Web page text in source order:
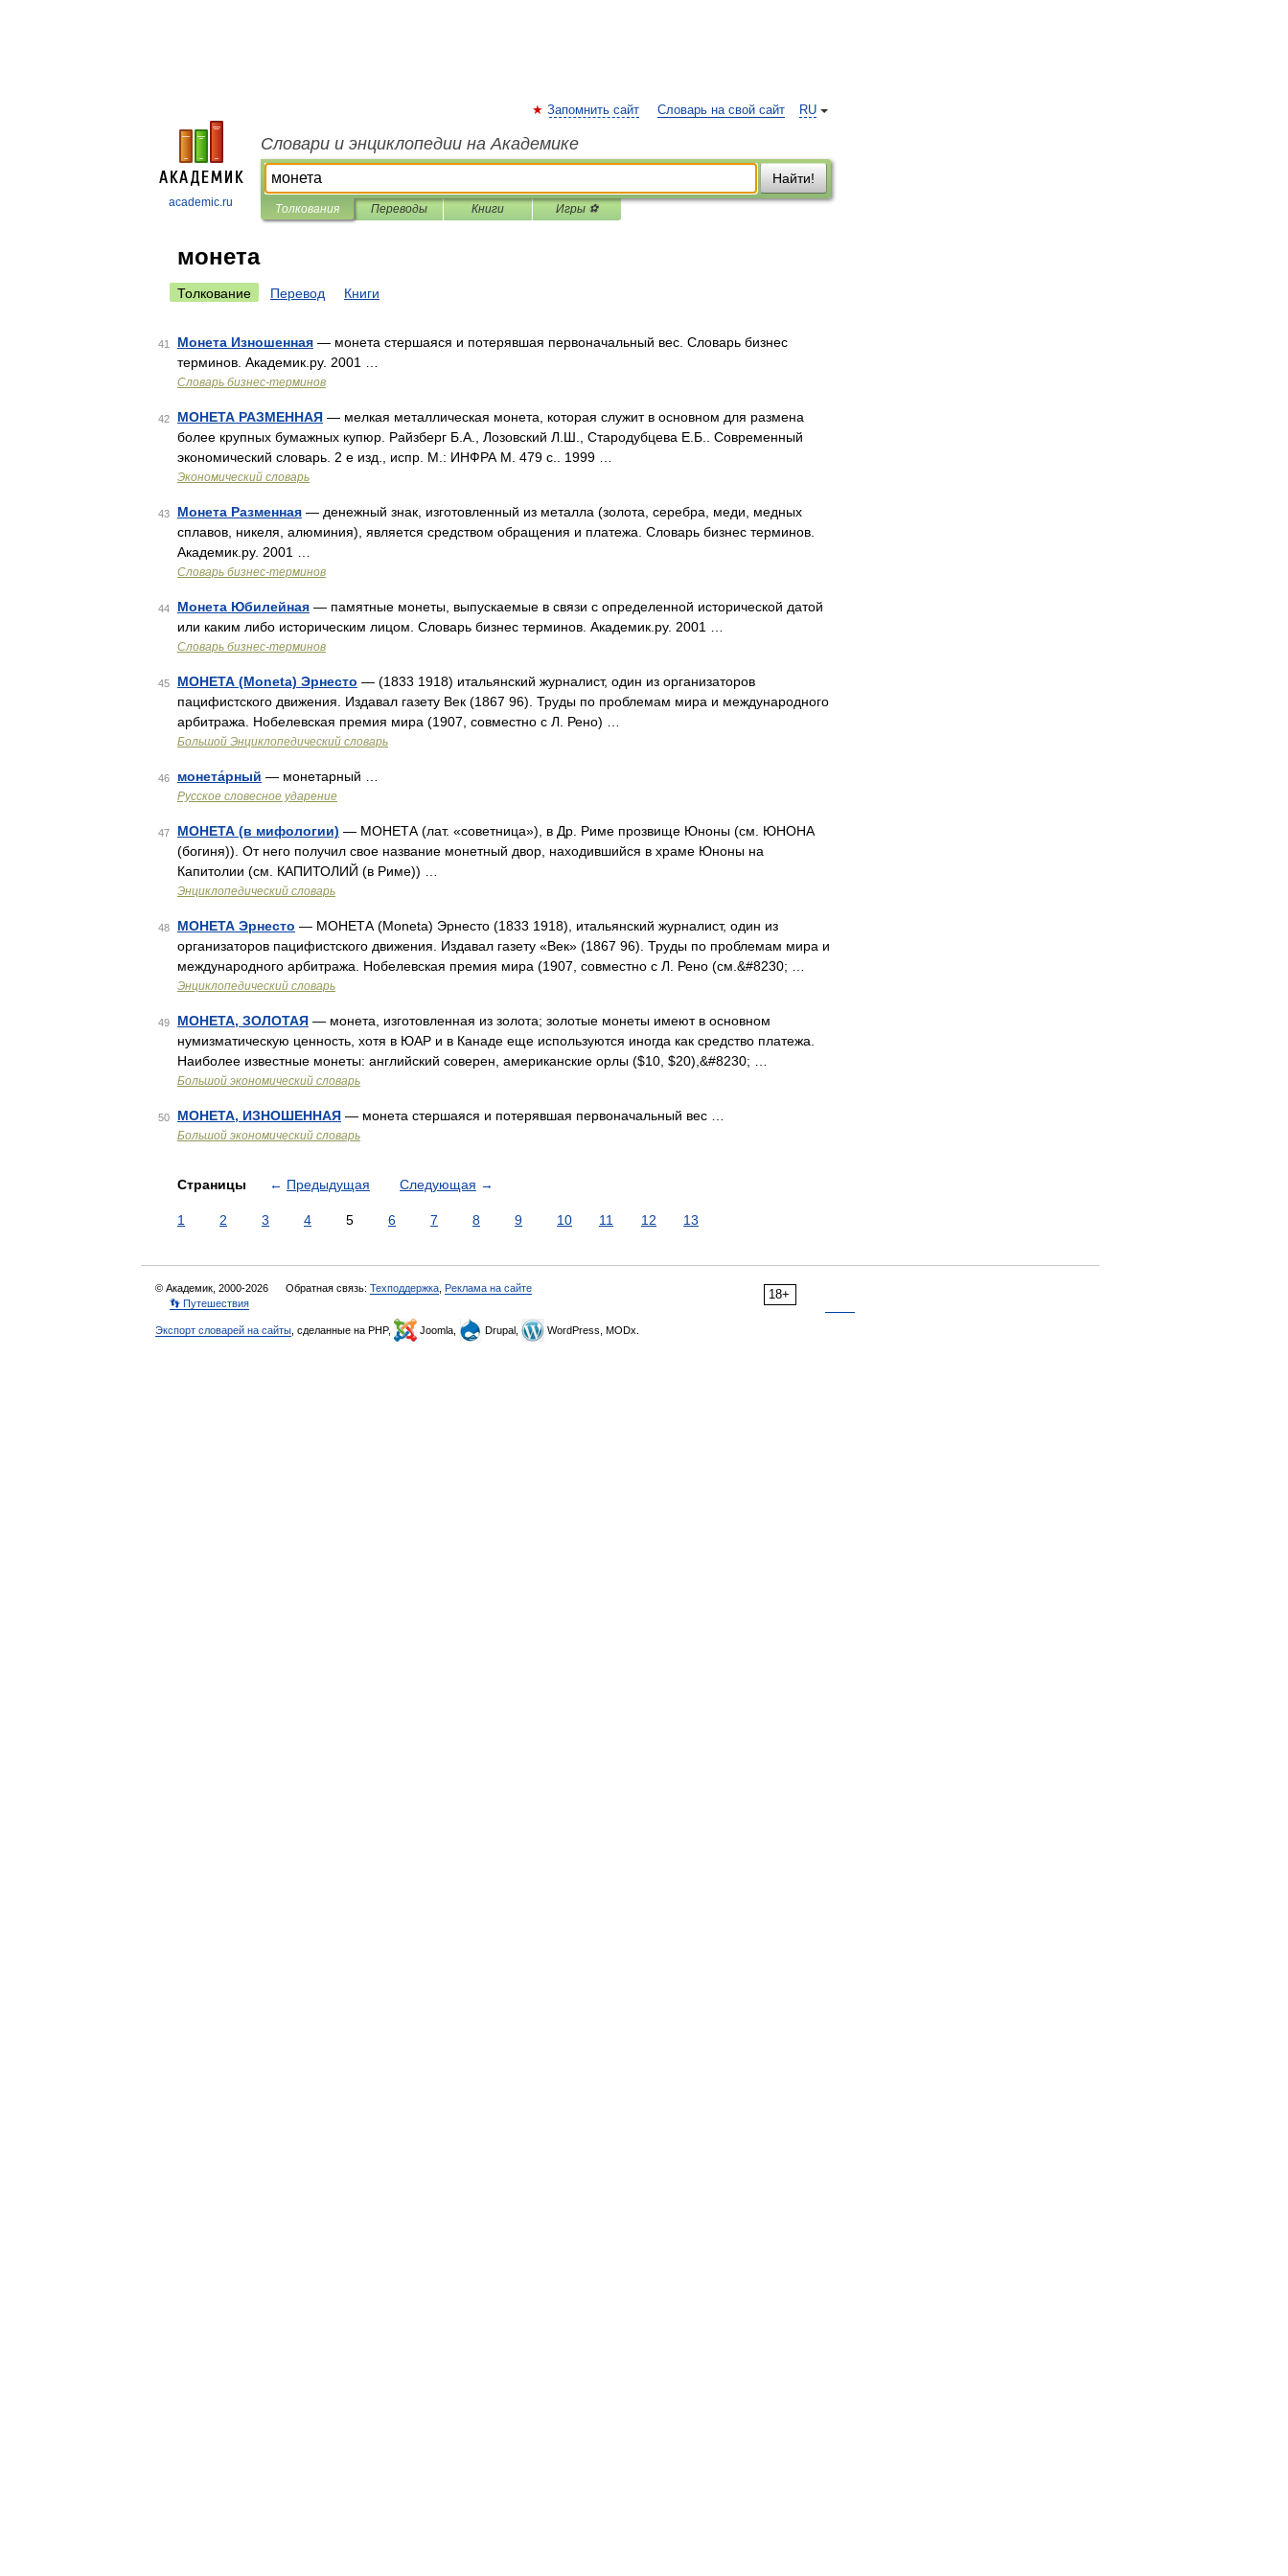
academic.ru
RU
Запомнить сайт Словарь на свой сайт
Словари и энциклопедии на Академике
Найти!
Толкования Переводы Книги Игры ⚽
монета
Толкование Перевод Книги
41 Монета Изношенная — монета стершаяся и потерявшая первоначальный вес. Словарь бизнес
терминов. Академик.ру. 2001 …
Словарь бизнес-терминов
42 МОНЕТА РАЗМЕННАЯ — мелкая металлическая монета, которая служит в основном для размена
более крупных бумажных купюр. Райзберг Б.А., Лозовский Л.Ш., Стародубцева Е.Б.. Современный
экономический словарь. 2 е изд., испр. М.: ИНФРА М. 479 с.. 1999 …
Экономический словарь
43 Монета Разменная — денежный знак, изготовленный из металла (золота, серебра, меди, медных
сплавов, никеля, алюминия), является средством обращения и платежа. Словарь бизнес терминов.
Академик.ру. 2001 …
Словарь бизнес-терминов
44 Монета Юбилейная — памятные монеты, выпускаемые в связи с определенной исторической датой
или каким либо историческим лицом. Словарь бизнес терминов. Академик.ру. 2001 …
Словарь бизнес-терминов
45 МОНЕТА (Moneta) Эрнесто — (1833 1918) итальянский журналист, один из организаторов
пацифистского движения. Издавал газету Век (1867 96). Труды по проблемам мира и международного
арбитража. Нобелевская премия мира (1907, совместно с Л. Рено) …
Большой Энциклопедический словарь
46 монета́рный — монетарный …
Русское словесное ударение
47 МОНЕТА (в мифологии) — МОНЕТА (лат. «советница»), в Др. Риме прозвище Юноны (см. ЮНОНА
(богиня)). От него получил свое название монетный двор, находившийся в храме Юноны на
Капитолии (см. КАПИТОЛИЙ (в Риме)) …
Энциклопедический словарь
48 МОНЕТА Эрнесто — МОНЕТА (Moneta) Эрнесто (1833 1918), итальянский журналист, один из
организаторов пацифистского движения. Издавал газету «Век» (1867 96). Труды по проблемам мира и
международного арбитража. Нобелевская премия мира (1907, совместно с Л. Рено (см.&#8230; …
Энциклопедический словарь
49 МОНЕТА, ЗОЛОТАЯ — монета, изготовленная из золота; золотые монеты имеют в основном
нумизматическую ценность, хотя в ЮАР и в Канаде еще используются иногда как средство платежа.
Наиболее известные монеты: английский соверен, американские орлы ($10, $20),&#8230; …
Большой экономический словарь
50 МОНЕТА, ИЗНОШЕННАЯ — монета стершаяся и потерявшая первоначальный вес …
Большой экономический словарь
Страницы ← Предыдущая Следующая →
1 2 3 4 5 6 7 8 9 10 11 12 13
18+
© Академик, 2000-2026 Обратная связь: Техподдержка Реклама на сайте
👣 Путешествия
Экспорт словарей на сайты , сделанные на PHP, Joomla, Drupal, WordPress, MODx.